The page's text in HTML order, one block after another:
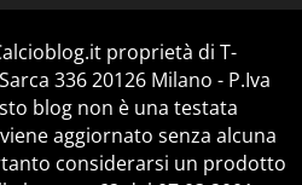
proprietà di T-
336 20126 Milano - P.Iva
blog non è una testata
aggiornato senza alcuna
considerarsi un prodotto